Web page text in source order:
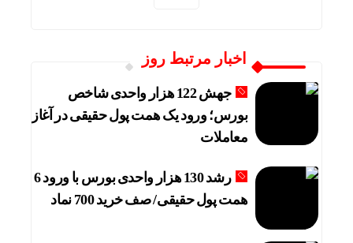
اخبار مرتبط روز
جهش 122 هزار واحدی شاخص
بورس؛ ورود یک همت پول حقیقی در آغاز
معاملات
رشد 130 هزار واحدی بورس با ورود 6
همت پول حقیقی/ صف خرید 700 نماد